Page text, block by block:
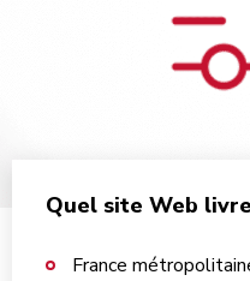
Quel site Web
France